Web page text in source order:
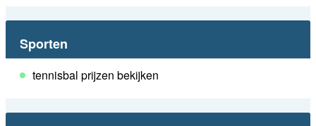
Sporten
tennisbal prijzen bekijken